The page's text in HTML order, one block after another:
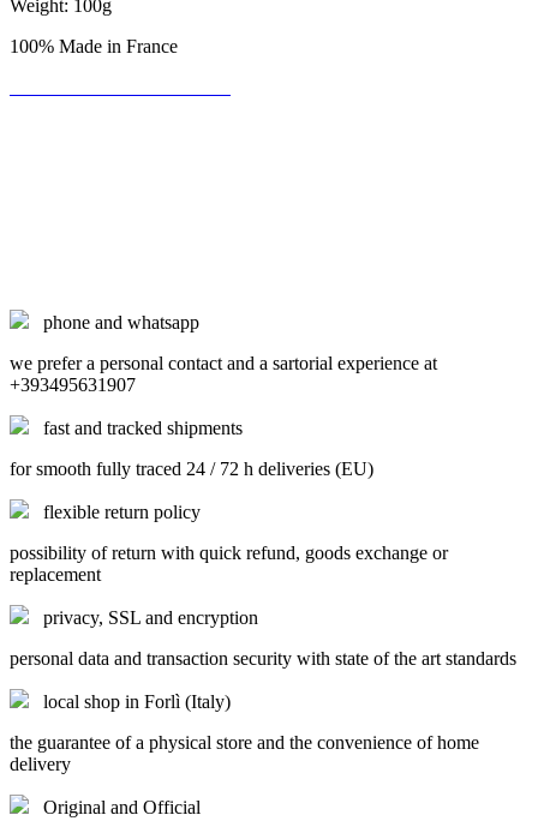
Weight: 100g
100% Made in France
phone and whatsapp
we prefer a personal contact and a sartorial experience at
+393495631907
fast and tracked shipments
for smooth fully traced 24 / 72 h deliveries (EU)
flexible return policy
possibility of return with quick refund, goods exchange or
replacement
privacy, SSL and encryption
personal data and transaction security with state of the art standards
local shop in Forlì (Italy)
the guarantee of a physical store and the convenience of home
delivery
Original and Official